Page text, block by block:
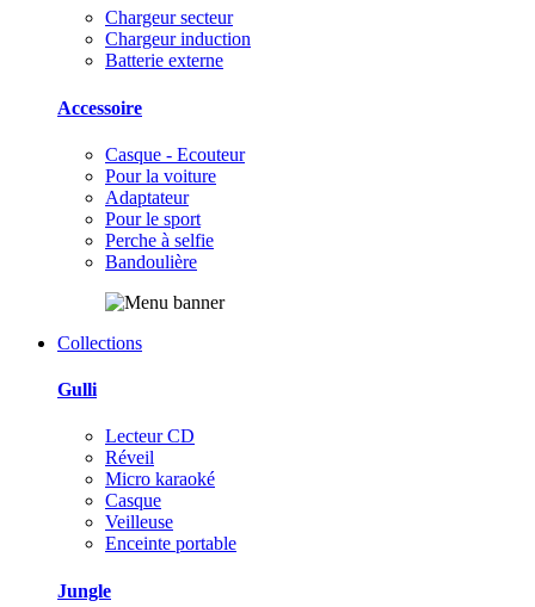
Chargeur secteur
Chargeur induction
Batterie externe
Accessoire
Casque - Ecouteur
Pour la voiture
Adaptateur
Pour le sport
Perche à selfie
Bandoulière
Collections
Gulli
Lecteur CD
Réveil
Micro karaoké
Casque
Veilleuse
Enceinte portable
Jungle